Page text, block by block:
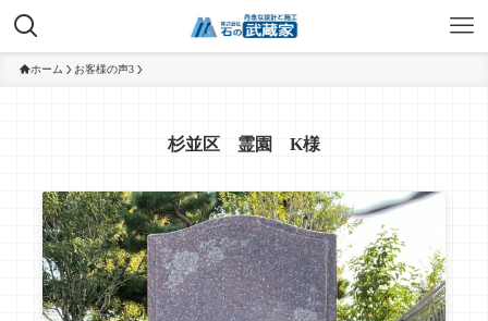
ホーム お客様の声3
杉並区 霊園 K様